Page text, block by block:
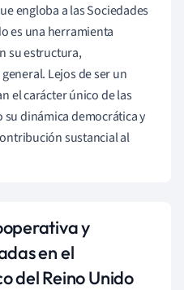
engloba a las Sociedades
es una herramienta
su estructura,
Lejos de ser un
el carácter único de las
dinámica democrática y
sustancial al
y
en el
del Reino Unido